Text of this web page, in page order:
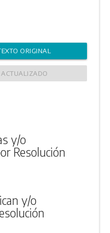
ORIGINAL
ACTUALIZADO
y/o
Resolución
y/o